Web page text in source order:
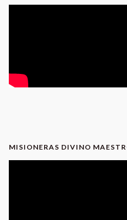
MISIONERAS DIVINO